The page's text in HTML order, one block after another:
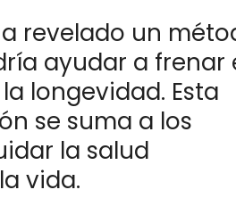
revelado un
ayudar a frenar
longevidad. Esta
se suma a los
la salud
vida.